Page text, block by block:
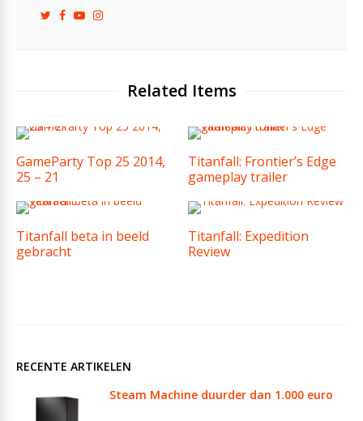
Related Items
GameParty Top 25 2014,
25 – 21
Titanfall: Frontier’s Edge
gameplay trailer
Titanfall beta in beeld
gebracht
Titanfall: Expedition
Review
RECENTE ARTIKELEN
Steam Machine duurder dan 1.000 euro